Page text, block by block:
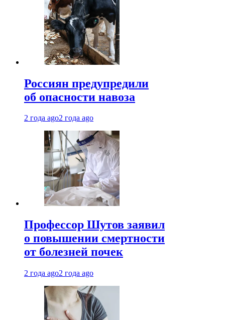
Россиян предупредили
об опасности навоза
2 года ago2 года ago
Профессор Шутов заявил
о повышении смертности
от болезней почек
2 года ago2 года ago